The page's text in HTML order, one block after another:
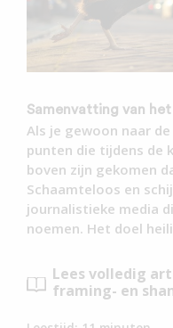
Samenvatting van het
Als je gewoon naar
punten die tijdens de
boven zijn gekomen
Schaamteloos en
journalistieke media
noemen. Het doel
Lees volledig
framing- en